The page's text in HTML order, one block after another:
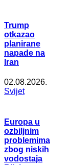
Trump
otkazao
planirane
napade na
Iran
02.08.2026.
Svijet
Europa u
ozbiljnim
problemima
zbog niskih
vodostaja